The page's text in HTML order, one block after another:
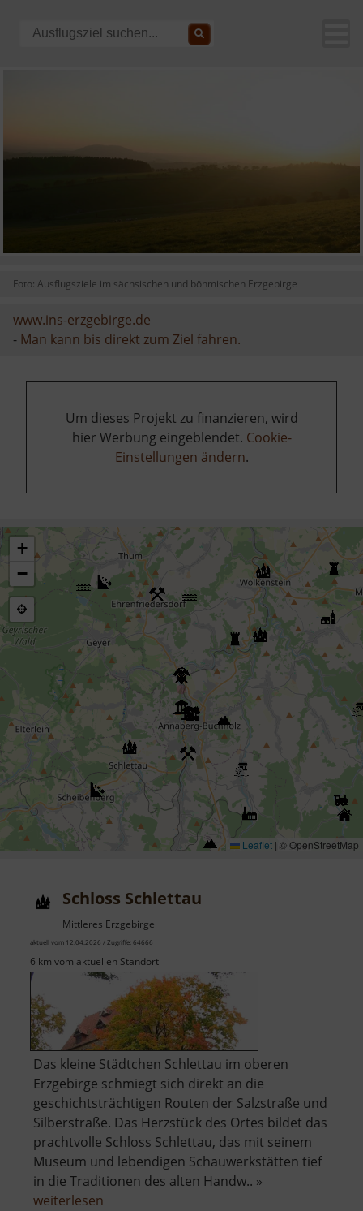
Foto: Ausflugsziele im sächsischen und böhmischen Erzgebirge
www.ins-erzgebirge.de
- Man kann bis direkt zum Ziel fahren.
Um dieses Projekt zu finanzieren, wird
hier Werbung eingeblendet. Cookie-
Einstellungen ändern.
+
−
Leaflet | © OpenStreetMap
Schloss Schlettau
Mittleres Erzgebirge
aktuell vom 12.04.2026 / Zugriffe: 64666
6 km vom aktuellen Standort
Das kleine Städtchen Schlettau im oberen
Erzgebirge schmiegt sich direkt an die
geschichtsträchtigen Routen der Salzstraße und
Silberstraße. Das Herzstück des Ortes bildet das
prachtvolle Schloss Schlettau, das mit seinem
Museum und lebendigen Schauwerkstätten tief
in die Traditionen des alten Handw.. »
weiterlesen